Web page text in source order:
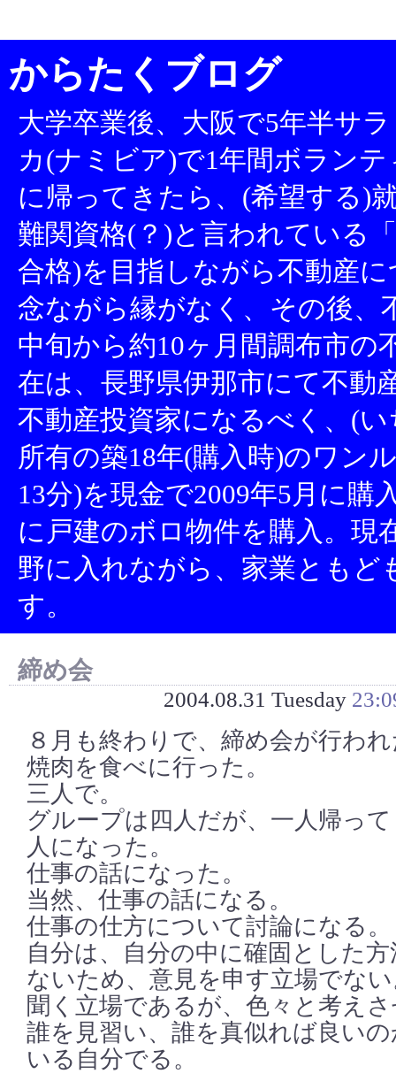
からたくブログ
大学卒業後、大阪で5年半サ
カ(ナミビア)で1年間ボラン
に帰ってきたら、(希望する)
難関資格(？)と言われている
合格)を目指しながら不動産
念ながら縁がなく、その後、
中旬から約10ヶ月間調布市の
在は、長野県伊那市にて不動
不動産投資家になるべく、(
所有の築18年(購入時)のワン
13分)を現金で2009年5月に購
に戸建のボロ物件を購入。現
野に入れながら、家業とも
す。
締め会
2004.08.31 Tuesday
８月も終わりで、締め会が行わ
焼肉を食べに行った。
三人で。
グループは四人だが、一人帰っ
人になった。
仕事の話になった。
当然、仕事の話になる。
仕事の仕方について討論になる。
自分は、自分の中に確固とした
ないため、意見を申す立場でな
聞く立場であるが、色々と考え
誰を見習い、誰を真似れば良い
いる自分でる。